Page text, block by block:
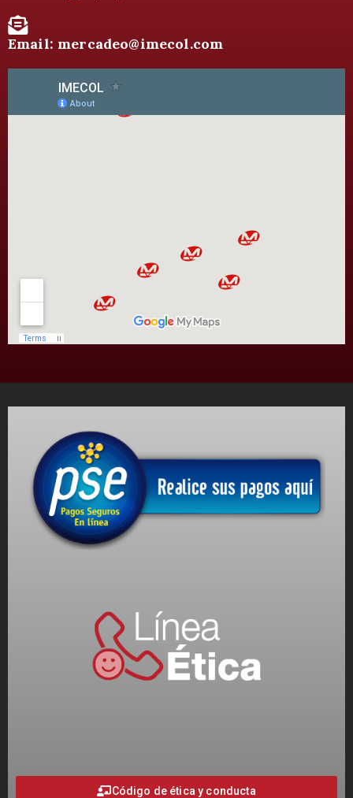
Email: mercadeo@imecol.com
Código de ética y conducta